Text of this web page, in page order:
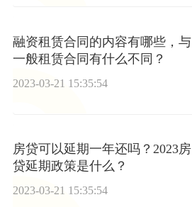
融资租赁合同的内容有哪些，与
一般租赁合同有什么不同？
2023-03-21 15:35:54
房贷可以延期一年还吗？2023房
贷延期政策是什么？
2023-03-21 15:35:54